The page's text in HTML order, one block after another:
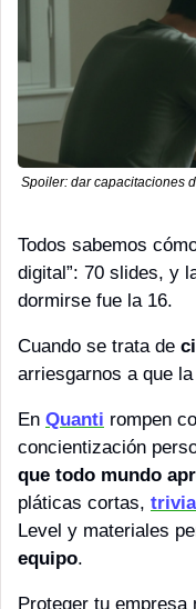
Spoiler: dar capacitaciones
Todos sabemos
digital”: 70 slides, y
dormirse fue la 16.
Cuando se trata de
arriesgarnos a que
En Quanti rompen
que todo mundo
pláticas cortas,
Level y materiales
equipo.
Proteger tu empresa